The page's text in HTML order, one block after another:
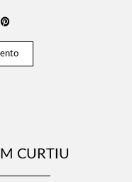
CURTIU